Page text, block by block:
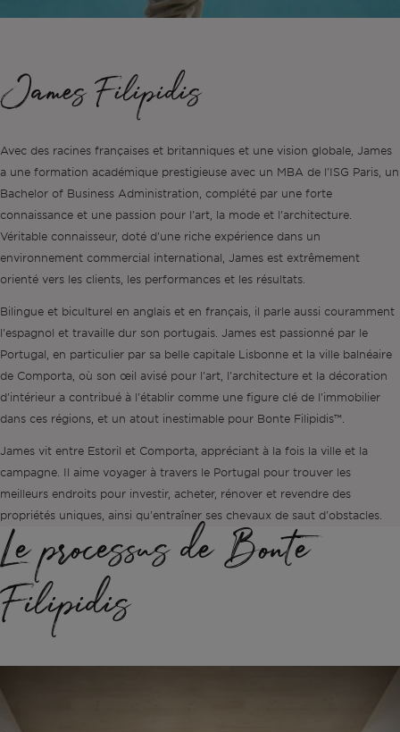
James Filipidis
Avec des racines françaises et britanniques et une vision globale, James
a une formation académique prestigieuse avec un MBA de l'ISG Paris, un
Bachelor of Business Administration, complété par une forte
connaissance et une passion pour l'art, la mode et l'architecture.
Véritable connaisseur, doté d'une riche expérience dans un
environnement commercial international, James est extrêmement
orienté vers les clients, les performances et les résultats.
Bilingue et biculturel en anglais et en français, il parle aussi couramment
l'espagnol et travaille dur son portugais. James est passionné par le
Portugal, en particulier par sa belle capitale Lisbonne et la ville balnéaire
de Comporta, où son œil avisé pour l'art, l'architecture et la décoration
d'intérieur a contribué à l'établir comme une figure clé de l'immobilier
dans ces régions, et un atout inestimable pour Bonte Filipidis™.
James vit entre Estoril et Comporta, appréciant à la fois la ville et la
campagne. Il aime voyager à travers le Portugal pour trouver les
meilleurs endroits pour investir, acheter, rénover et revendre des
propriétés uniques, ainsi qu'entraîner ses chevaux de saut d'obstacles.
Le processus de Bonte
Filipidis
Lisbonne
Comporta
Porto
Ibiza
Sintra
Toutes les propriétés
Permis AL
Développer
Tous les investissements
Foire aux questions
Portugal
L'équipe
Articles
EN
ES